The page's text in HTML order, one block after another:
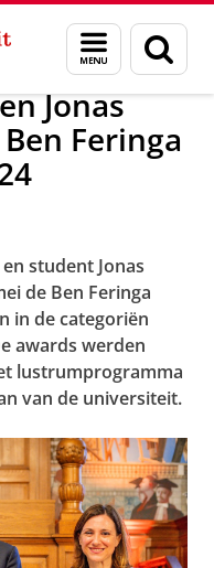
Menu
en
zoeken
Jonas
Feringa
student Jonas
de Ben Feringa
in de categoriën
awards werden
lustrumprogramma
van de universiteit.